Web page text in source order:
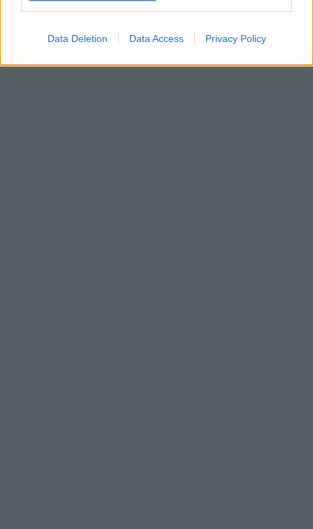
Data Deletion Data Access Privacy Policy